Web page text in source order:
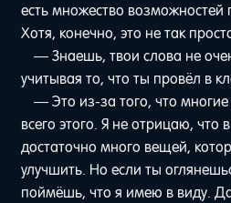
есть множество возможностей
Хотя, конечно, это не так
— Знаешь, твои слова не
учитывая то, что ты провёл в
— Это из-за того, что многие
всего этого. Я не отрицаю, что
достаточно много вещей,
улучшить. Но если ты
поймёшь, что я имею в виду.